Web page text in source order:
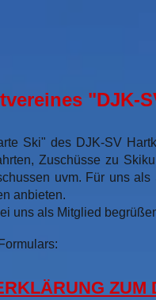
"DJK-
Ski" des DJK-SV
Zuschüsse zu
uvm. Für uns
anbieten.
uns als Mitglied
ars: